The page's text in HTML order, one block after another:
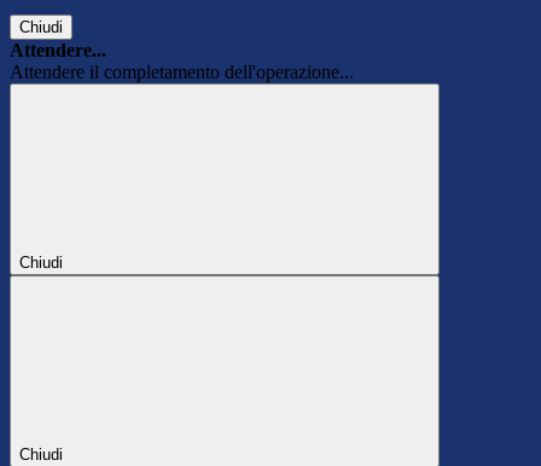
Chiudi
Attendere...
Attendere il completamento dell'operazione...
Chiudi
Chiudi